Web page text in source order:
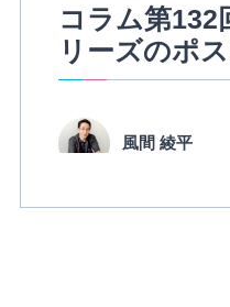
コラム第132
リーズのポ
風間 綾平